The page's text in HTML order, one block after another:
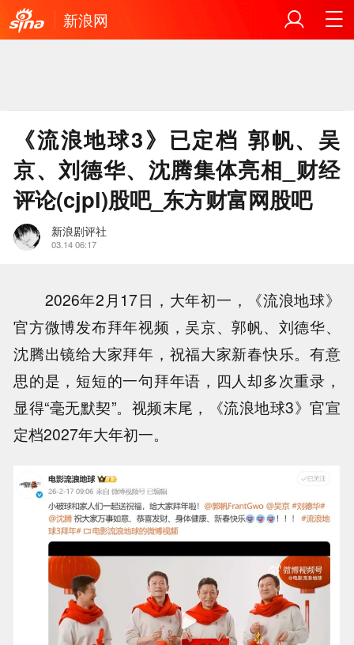
新浪网
《流浪地球3》已定档 郭帆、吴
京、刘德华、沈腾集体亮相_财经
评论(cjpl)股吧_东方财富网股吧
新浪剧评社
03.14 06:17
2026年2月17日，大年初一，《流浪地球》
官方微博发布拜年视频，吴京、郭帆、刘德华、
沈腾出镜给大家拜年，祝福大家新春快乐。有意
思的是，短短的一句拜年语，四人却多次重录，
显得“毫无默契”。视频末尾，《流浪地球3》官宣
定档2027年大年初一。